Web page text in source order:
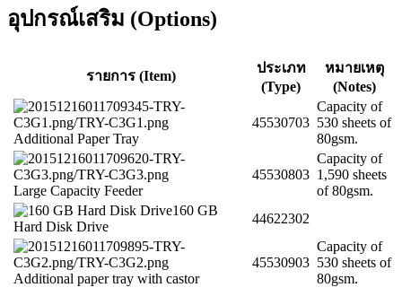
อุปกรณ์เสริม (Options)
รายการ (Item)
ประเภท
(Type)
หมายเหตุ
(Notes)
Additional Paper Tray
45530703
Capacity of
530 sheets of
80gsm.
Large Capacity Feeder
45530803
Capacity of
1,590 sheets
of 80gsm.
160 GB
Hard Disk Drive
44622302
Additional paper tray with castor
45530903
Capacity of
530 sheets of
80gsm.